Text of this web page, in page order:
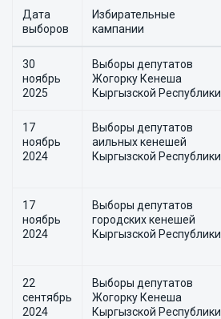
Дата
выборов
Избирательные
кампании
30
ноябрь
2025
Выборы депутатов
Жогорку Кенеша
Кыргызской Республики
17
ноябрь
2024
Выборы депутатов
аильных кенешей
Кыргызской Республики
17
ноябрь
2024
Выборы депутатов
городских кенешей
Кыргызской Республики
22
сентябрь
2024
Выборы депутатов
Жогорку Кенеша
Кыргызской Республики